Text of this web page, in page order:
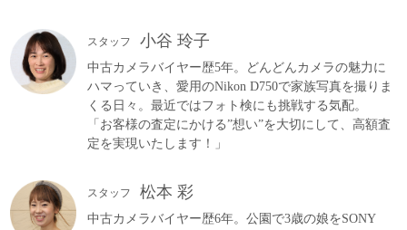
スタッフ 小谷 玲子
中古カメラバイヤー歴5年。どんどんカメラの魅力に
ハマっていき、愛用のNikon D750で家族写真を撮りま
くる日々。最近ではフォト検にも挑戦する気配。
「お客様の査定にかける”想い”を大切にして、高額査
定を実現いたします！」
スタッフ 松本 彩
中古カメラバイヤー歴6年。公園で3歳の娘をSONY